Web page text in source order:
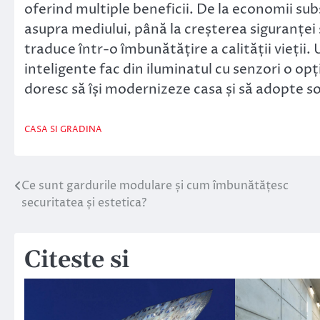
oferind multiple beneficii. De la economii
asupra mediului, până la creșterea
traduce într-o îmbunătățire a calității vieții.
inteligente fac din iluminatul cu senzori o
doresc să își modernizeze casa și să adopte
CASA SI GRADINA
Navigare
Ce sunt gardurile modulare și cum îmbunătățesc
securitatea și estetica?
Citeste si